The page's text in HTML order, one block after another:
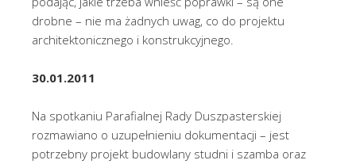
drobne – nie ma żadnych uwag, co do projektu
architektonicznego i konstrukcyjnego.
30.01.2011
Na spotkaniu Parafialnej Rady Duszpasterskiej
rozmawiano o uzupełnieniu dokumentacji – jest
potrzebny projekt budowlany studni i szamba oraz